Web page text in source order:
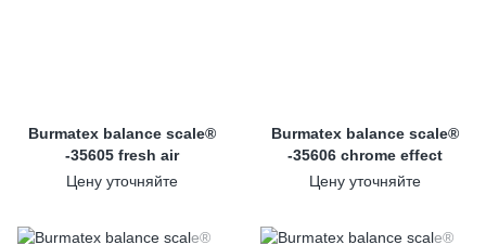
Burmatex balance scale®
-35605 fresh air
Цену уточняйте
Burmatex balance scale®
-35606 chrome effect
Цену уточняйте